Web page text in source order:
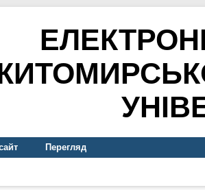
Перегляд